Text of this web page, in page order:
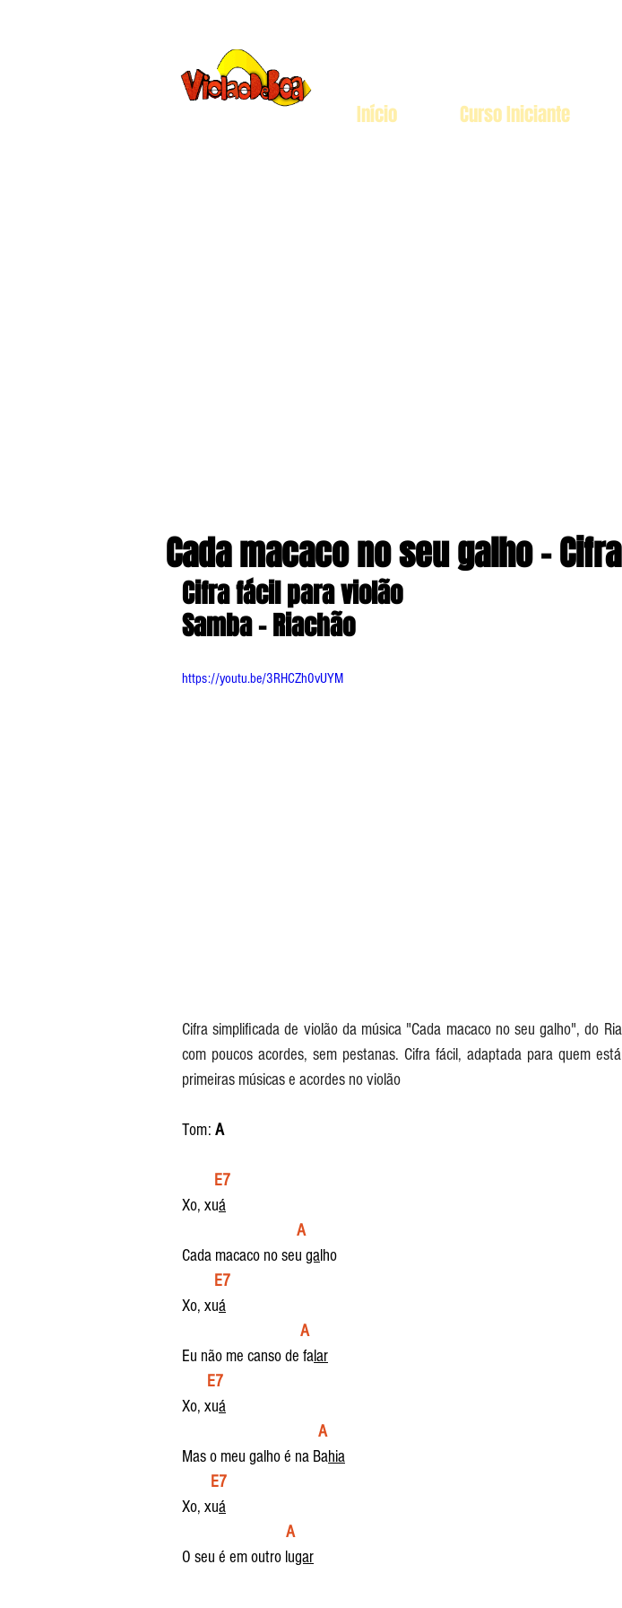
Início Curso Iniciante
Cada macaco no seu galho - Cifra
Cifra fácil para violão
Samba - Riachão
https://youtu.be/3RHCZh0vUYM
Cifra simplificada de violão da música "Cada macaco no seu galho", do
com poucos acordes, sem pestanas. Cifra fácil, adaptada para quem
primeiras músicas e acordes no violão
Tom: A
E7
Xo, xuá
A
Cada macaco no seu galho
E7
Xo, xuá
A
Eu não me canso de falar
E7
Xo, xuá
A
Mas o meu galho é na Bahia
E7
Xo, xuá
A
O seu é em outro lugar